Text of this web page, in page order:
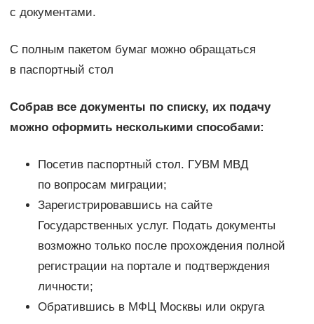
с документами.
С полным пакетом бумаг можно обращаться
в паспортный стол
Собрав все документы по списку, их подачу
можно оформить несколькими способами:
Посетив паспортный стол. ГУВМ МВД
по вопросам миграции;
Зарегистрировавшись на сайте
Государственных услуг. Подать документы
возможно только после прохождения полной
регистрации на портале и подтверждения
личности;
Обратившись в МФЦ Москвы или округа